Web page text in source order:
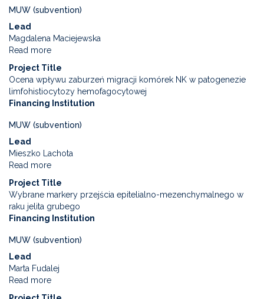
problem,
severity
of
patients'
condition
and
an
to
methods
poisoning
in
children
adolescents
of
factors,
methods,
and
reasons
suicide
by
minors
MUW (subvention)
Lead
Magdalena Maciejewska
Read more
New
biomarkers
of
the
severity
of
disorders
systemic
scleroderma
Project Title
Ocena wpływu zaburzeń migracji komórek NK w patogenezie
limfohistiocytozy hemofagocytowej
Financing Institution
MUW (subvention)
Lead
Mieszko Lachota
Read more
Assessment
of
the
impact
of
NK
disturbances
the
Project Title
Wybrane markery przejścia epitelialno-mezenchymalnego w
raku jelita grubego
Financing Institution
MUW (subvention)
Lead
Marta Fudalej
Read more
Selected